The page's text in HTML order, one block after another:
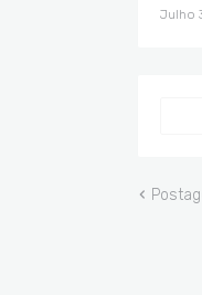
Julho